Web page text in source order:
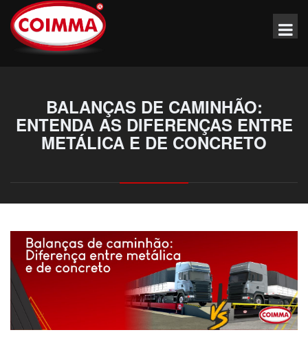
BALANÇAS DE CAMINHÃO:
ENTENDA AS DIFERENÇAS ENTRE
METÁLICA E DE CONCRETO